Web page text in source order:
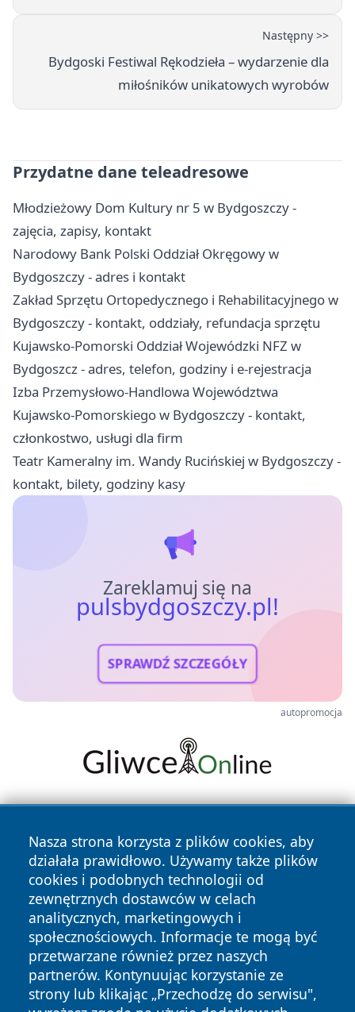
Następny >>
Bydgoski Festiwal Rękodzieła – wydarzenie dla
miłośników unikatowych wyrobów
Przydatne dane teleadresowe
Młodzieżowy Dom Kultury nr 5 w Bydgoszczy -
zajęcia, zapisy, kontakt
Narodowy Bank Polski Oddział Okręgowy w
Bydgoszczy - adres i kontakt
Zakład Sprzętu Ortopedycznego i Rehabilitacyjnego w
Bydgoszczy - kontakt, oddziały, refundacja sprzętu
Kujawsko-Pomorski Oddział Wojewódzki NFZ w
Bydgoszcz - adres, telefon, godziny i e-rejestracja
Izba Przemysłowo-Handlowa Województwa
Kujawsko-Pomorskiego w Bydgoszczy - kontakt,
członkostwo, usługi dla firm
Teatr Kameralny im. Wandy Rucińskiej w Bydgoszczy -
kontakt, bilety, godziny kasy
Zareklamuj się na
pulsbydgoszczy.pl!
SPRAWDŹ SZCZEGÓŁY
autopromocja
Nasza strona korzysta z plików cookies, aby
działała prawidłowo. Używamy także plików
cookies i podobnych technologii od
zewnętrznych dostawców w celach
analitycznych, marketingowych i
społecznościowych. Informacje te mogą być
przetwarzane również przez naszych
partnerów. Kontynuując korzystanie ze
strony lub klikając „Przechodzę do serwisu",
Copyright © 2026 pulsbydgoszczy.pl Wszystkie prawa
zastrzeżone.
News Autorzy
Polityka
Prywatności
Polityka
Cookies